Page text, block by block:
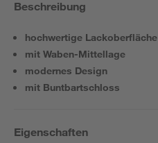
Beschreibung
hochwertige Lackoberfläche
mit Waben-Mittellage
modernes Design
mit Buntbartschloss
Eigenschaften